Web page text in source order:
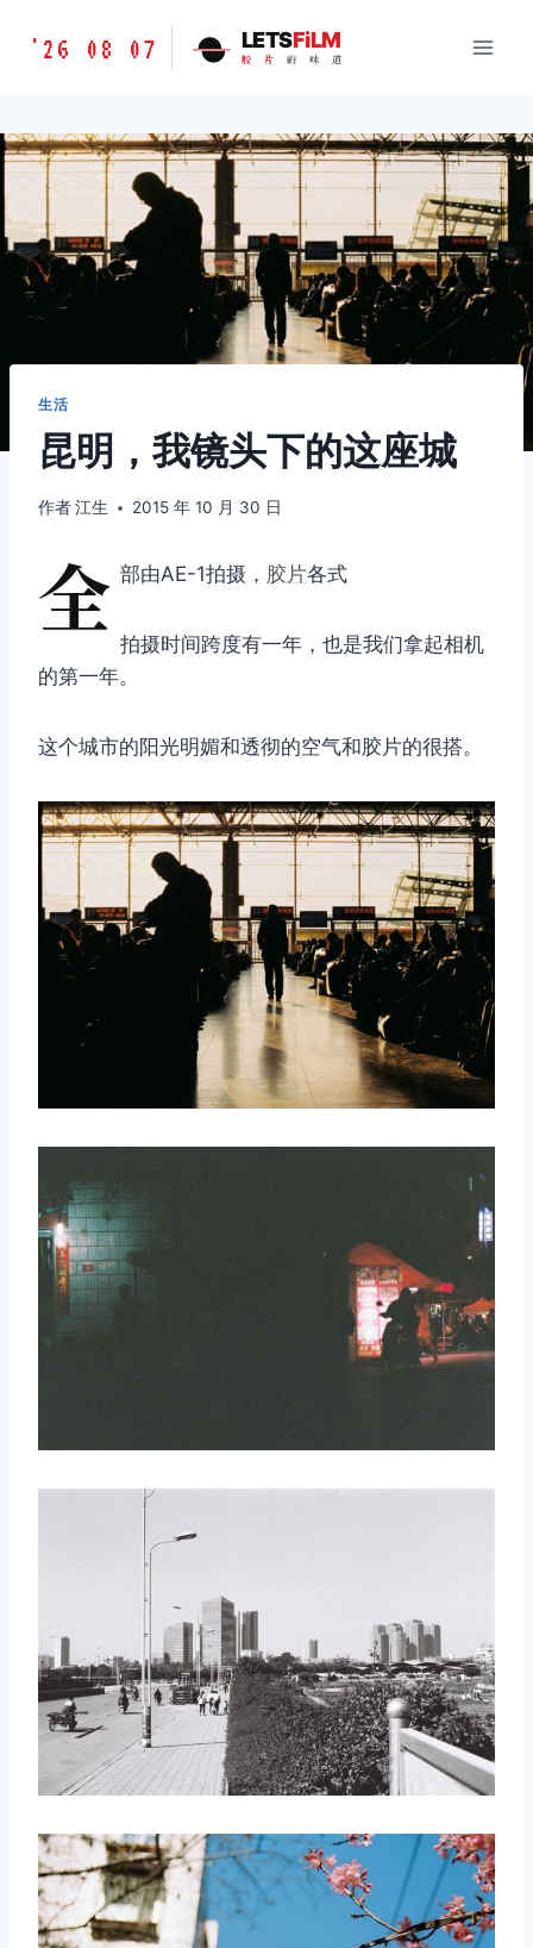
胶
味
道
LETSFILM
'26 08 07 LETSFiLM
胶 片 的 味 道
生活
昆明，我镜头下的这座城
作者江生 2015 年 10 月 30 日
全 部由AE-1拍摄， 胶片各式
拍摄时间跨度有一年，也是我们拿起相机
的第一年。
这个城市的阳光明媚和透彻的空气和胶片的很搭。